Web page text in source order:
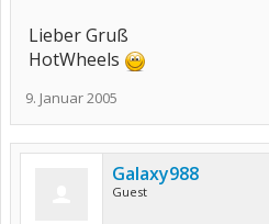
Lieber Gruß
HotWheels
9. Januar 2005
Galaxy988
Guest